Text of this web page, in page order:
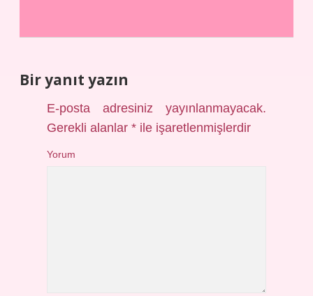
Bir yanıt yazın
E-posta adresiniz yayınlanmayacak.
Gerekli alanlar* ile işaretlenmişlerdir
Yorum